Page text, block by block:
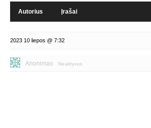
Autorius Įrašai
2023 10 liepos @ 7:32
Anonimas Neaktyvus